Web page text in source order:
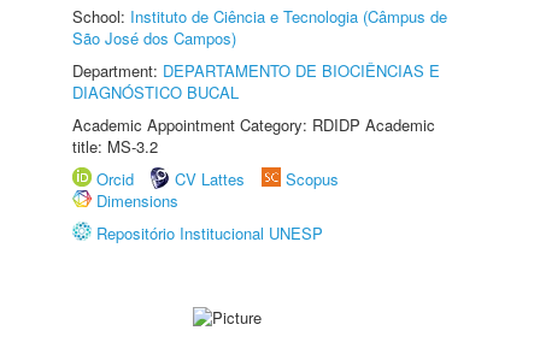
School: Instituto de Ciência e Tecnologia (Câmpus de
São José dos Campos)
Department: DEPARTAMENTO DE BIOCIÊNCIAS E
DIAGNÓSTICO BUCAL
Academic Appointment Category: RDIDP Academic
title: MS-3.2
Orcid
CV Lattes
Scopus
Dimensions
Repositório Institucional UNESP